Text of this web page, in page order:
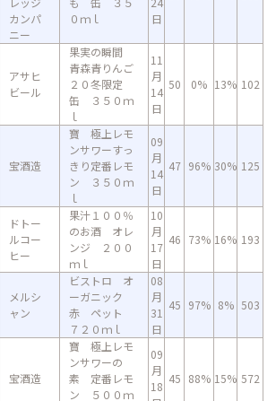
カンパ
ニー
０ｍｌ
日
アサヒ
ビール
果実の瞬間
青森青りんご
２０冬限定
缶 ３５０ｍ
ｌ
11
月
14
日
50 0% 13% 102
宝酒造
寶 極上レモ
ンサワーすっ
きり定番レモ
ン ３５０ｍ
ｌ
09
月
14
日
47 96% 30% 125
ドトー
ルコー
ヒー
果汁１００％
のお酒 オレ
ンジ ２００
ｍｌ
10
月
17
日
46 73% 16% 193
メルシ
ャン
ビストロ オ
ーガニック
赤 ペット
７２０ｍｌ
08
月
31
日
45 97% 8% 503
宝酒造
寶 極上レモ
ンサワーの
素 定番レモ
ン ５００ｍ
09
月
18
45 88% 15% 572